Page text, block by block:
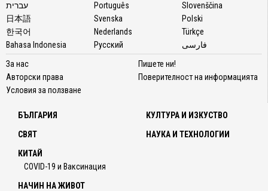
עברית
日本語
한국어
Bahasa Indonesia
Português
Svenska
Nederlands
Русский
Slovenščina
Polski
Türkçe
فارسی
За нас
Авторски права
Условия за ползване
Пишете ни!
Поверителност на информацията
БЪЛГАРИЯ
СВЯТ
КИТАЙ
COVID-19 и Ваксинация
КУЛТУРА И ИЗКУСТВО
НАУКА И ТЕХНОЛОГИИ
НАЧИН НА ЖИВОТ